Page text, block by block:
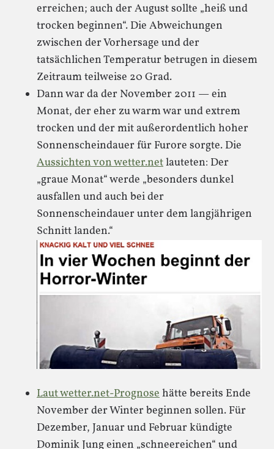
erreichen; auch der August sollte „heiß und
trocken beginnen“. Die Abweichungen
zwischen der Vorhersage und der
tatsächlichen Temperatur betrugen in diesem
Zeitraum teilweise 20 Grad.
Dann war da der November 2011 — ein
Monat, der eher zu warm war und extrem
trocken und der mit außerordentlich hoher
Sonnenscheindauer für Furore sorgte. Die
Aussichten von wetter.netlauteten: Der
„graue Monat“ werde „besonders dunkel
ausfallen und auch bei der
Sonnenscheindauer unter dem langjährigen
Schnitt landen.“
Laut wetter.net-Prognosehätte bereits Ende
November der Winter beginnen sollen. Für
Dezember, Januar und Februar kündigte
Dominik Jung einen „schneereichen“ und